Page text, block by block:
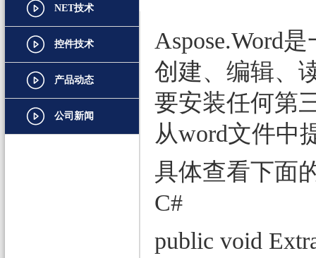
图表
图形图像处理
扫描识别
数据库
条形码
NET技术
控件技术
产品动态
公司新闻
Aspose.Word
创建、编辑、
要安装任何第
从word文件中
具体查看下面
C#
public void